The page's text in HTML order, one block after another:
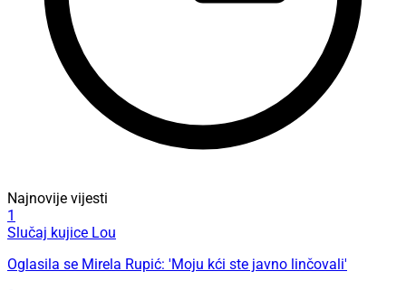
Najnovije vijesti
1
Slučaj kujice Lou
Oglasila se Mirela Rupić: 'Moju kći ste javno linčovali'